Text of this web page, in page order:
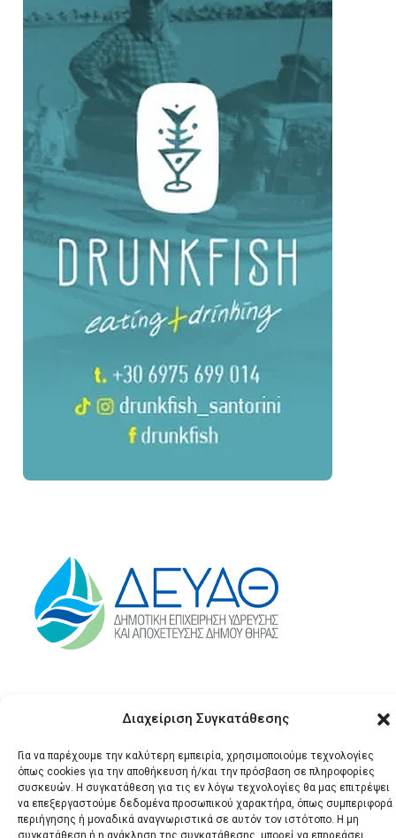
Διαχείριση Συγκατάθεσης
Για να παρέχουμε την καλύτερη εμπειρία, χρησιμοποιούμε τεχνολογίες
όπως cookies για την αποθήκευση ή/και την πρόσβαση σε πληροφορίες
συσκευών. Η συγκατάθεση για τις εν λόγω τεχνολογίες θα μας επιτρέψει
να επεξεργαστούμε δεδομένα προσωπικού χαρακτήρα, όπως συμπεριφορά
περιήγησης ή μοναδικά αναγνωριστικά σε αυτόν τον ιστότοπο. Η μη
συγκατάθεση ή η ανάκληση της συγκατάθεσης, μπορεί να επηρεάσει
© 2026 Santonews - Όλα
τα δικαιώματα